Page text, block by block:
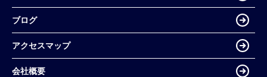
ブログ
アクセスマップ
会社概要